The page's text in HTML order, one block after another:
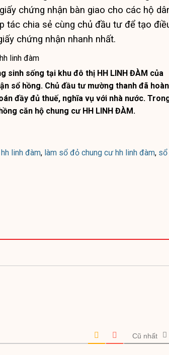
chứng nhận bàn giao cho các hộ
tác chia sẻ cùng chủ đầu tư để tạo
chứng nhận nhanh nhất.
linh đàm
sinh sống tại khu đô thị HH LINH ĐÀM của
sổ hồng. Chủ đầu tư mường thanh đã hoàn
đầy đủ thuế, nghĩa vụ với nhà nước.
căn hộ chung cư HH LINH ĐÀM.
linh đàm, làm sổ đỏ chung cư hh linh đàm, sổ
Cũ nhất